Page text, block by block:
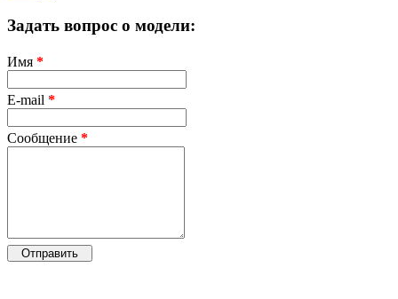
Задать вопрос о модели:
Имя *
E-mail *
Сообщение *